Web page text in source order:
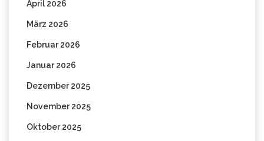
April 2026
März 2026
Februar 2026
Januar 2026
Dezember 2025
November 2025
Oktober 2025